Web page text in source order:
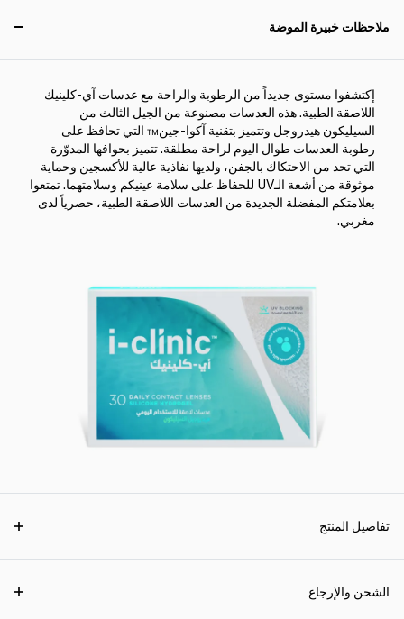
ملاحظات خبيرة الموضة
إكتشفوا مستوى جديداً من الرطوبة والراحة مع عدسات آي-كلينيك
اللاصقة الطبية. هذه العدسات مصنوعة من الجيل الثالث من
السيليكون هيدروجل وتتميز بتقنية آكوا-جين™ التي تحافظ على
رطوبة العدسات طوال اليوم لراحة مطلقة. تتميز بحوافها المدوّرة
التي تحد من الاحتكاك بالجفن، ولديها نفاذية عالية للأكسجين وحماية
موثوقة من أشعة الـUV للحفاظ على سلامة عينيكم وسلامتهما. تمتعوا
بعلامتكم المفضلة الجديدة من العدسات اللاصقة الطبية، حصرياً لدى
مغربي.
تفاصيل المنتج
الشحن والإرجاع